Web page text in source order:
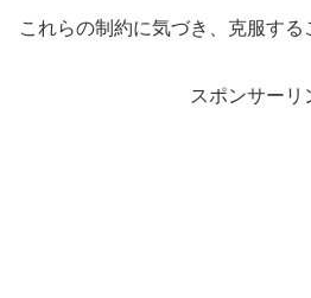
これらの制約に気づき、克服する
スポンサーリ